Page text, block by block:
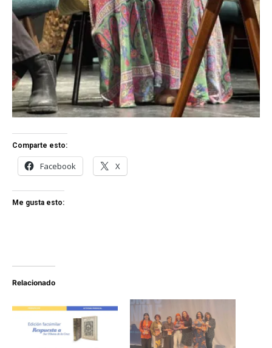
Comparte esto:
Facebook X
Me gusta esto:
Relacionado